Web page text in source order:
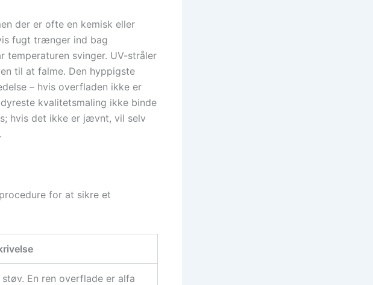
der er ofte en kemisk eller
fugt trænger ind bag
svinger. UV-stråler
til at falme. Den hyppigste
– hvis overfladen ikke er
kvalitetsmaling ikke binde
hvis det ikke er jævnt, vil selv
for at sikre et
En ren overflade er alfa